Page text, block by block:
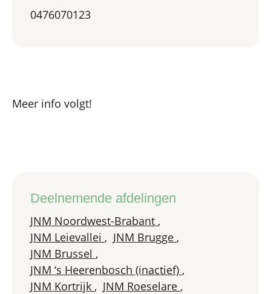
0476070123
Meer info volgt!
Deelnemende afdelingen
JNM Noordwest-Brabant ,
JNM Leievallei , JNM Brugge ,
JNM Brussel ,
JNM ‘s Heerenbosch (inactief) ,
JNM Kortrijk , JNM Roeselare ,